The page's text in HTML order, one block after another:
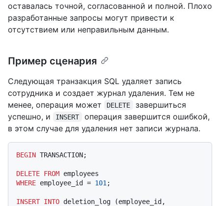
оставалась точной, согласованной и полной. Плохо
разработанные запросы могут привести к
отсутствием или неправильным данным.
Пример сценария
Следующая транзакция SQL удаляет запись
сотрудника и создает журнал удаления. Тем не
менее, операция может
DELETE
завершиться
успешно, и
INSERT
операция завершится ошибкой,
в этом случае для удаления нет записи журнала.
BEGIN TRANSACTION;
DELETE FROM
WHERE employee_id = 101 ;
INSERT INTO deletion_log (employee_id,